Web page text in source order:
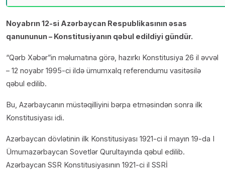
Noyabrın 12-si Azərbaycan Respublikasının əsas
qanununun – Konstitusiyanın qəbul edildiyi gündür.
“Qərb Xəbər”in məlumatına görə, hazırkı Konstitusiya 26 il əvvəl
– 12 noyabr 1995-ci ildə ümumxalq referendumu vasitəsilə
qəbul edilib.
Bu, Azərbaycanın müstəqilliyini bərpa etməsindən sonra ilk
Konstitusiyası idi.
Azərbaycan dövlətinin ilk Konstitusiyası 1921-ci il mayın 19-da I
Ümumazərbaycan Sovetlər Qurultayında qəbul edilib.
Azərbaycan SSR Konstitusiyasının 1921-ci il SSRİ